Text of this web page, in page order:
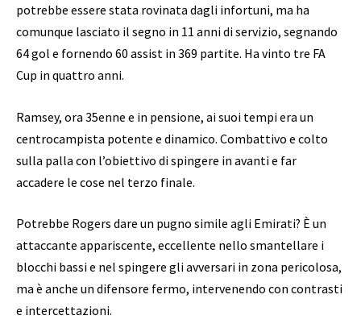
potrebbe essere stata rovinata dagli infortuni, ma ha
comunque lasciato il segno in 11 anni di servizio, segnando
64 gol e fornendo 60 assist in 369 partite. Ha vinto tre FA
Cup in quattro anni.
Ramsey, ora 35enne e in pensione, ai suoi tempi era un
centrocampista potente e dinamico. Combattivo e colto
sulla palla con l’obiettivo di spingere in avanti e far
accadere le cose nel terzo finale.
Potrebbe Rogers dare un pugno simile agli Emirati? È un
attaccante appariscente, eccellente nello smantellare i
blocchi bassi e nel spingere gli avversari in zona pericolosa,
ma è anche un difensore fermo, intervenendo con contrasti
e intercettazioni.